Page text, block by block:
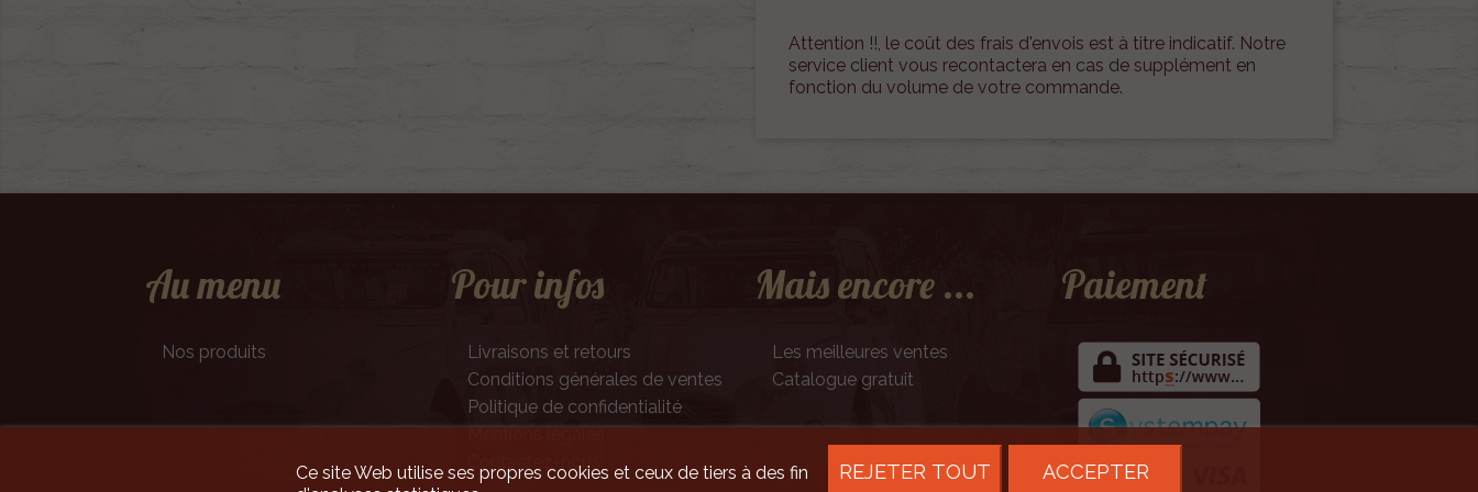
Attention !!, le coût des frais d'envois est à titre indicatif. Notre
service client vous recontactera en cas de supplément en
fonction du volume de votre commande.
Au menu
Nos produits
Pour infos
Livraisons et retours
Conditions générales de ventes
Politique de confidentialité
Contactez-nous
Mais encore ...
Les meilleures ventes
Catalogue gratuit
Paiement
Ce site Web utilise ses propres cookies et ceux de tiers à des fin
REJETER TOUT ACCEPTER